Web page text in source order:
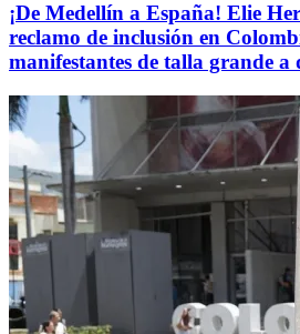
¡De Medellín a España! Elie
reclamo de inclusión en
manifestantes de talla grande a